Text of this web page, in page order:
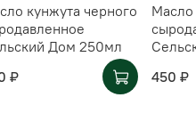
кунжута черного
Дом 250мл
₽
Масло
450 ₽